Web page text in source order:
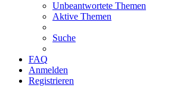
Unbeantwortete Themen
Aktive Themen
Suche
FAQ
Anmelden
Registrieren